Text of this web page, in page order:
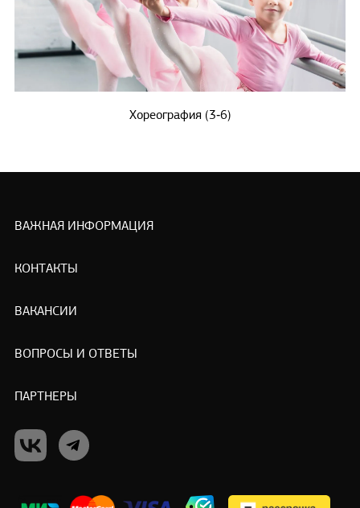
Хореография (3‑6)
ВАЖНАЯ ИНФОРМАЦИЯ
КОНТАКТЫ
ВАКАНСИИ
ВОПРОСЫ И ОТВЕТЫ
ПАРТНЕРЫ